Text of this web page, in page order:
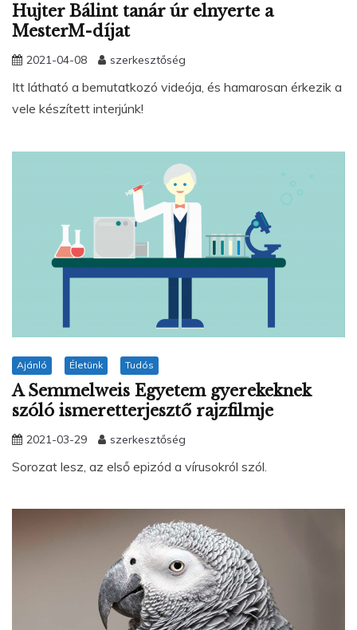
Hujter Bálint tanár úr elnyerte a
MesterM-díjat
2021-04-08 szerkesztőség
Itt látható a bemutatkozó videója, és hamarosan érkezik a
vele készített interjúnk!
Ajánló Életünk Tudós
A Semmelweis Egyetem gyerekeknek
szóló ismeretterjesztő rajzfilmje
2021-03-29 szerkesztőség
Sorozat lesz, az első epizód a vírusokról szól.